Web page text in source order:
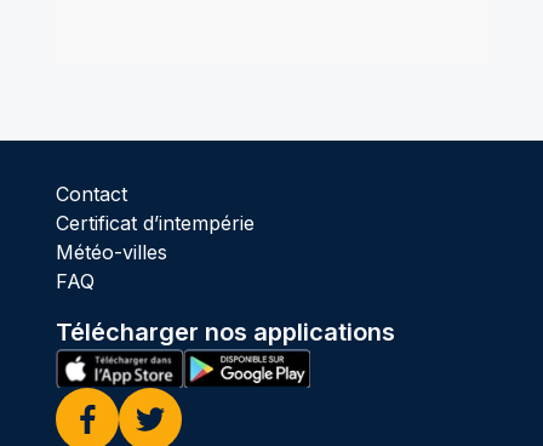
Contact
Certificat d’intempérie
Météo-villes
FAQ
Télécharger nos applications